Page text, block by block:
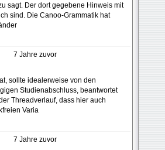
sagt. Der dort gegebene Hinweis mit
sind. Die Canoo-Grammatik hat
7 Jahre zuvor
sollte idealerweise von den
Studienabschluss, beantwortet
Threadverlauf, dass hier auch
Varia
7 Jahre zuvor